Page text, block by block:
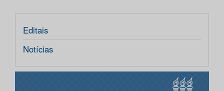
Editais
Notícias